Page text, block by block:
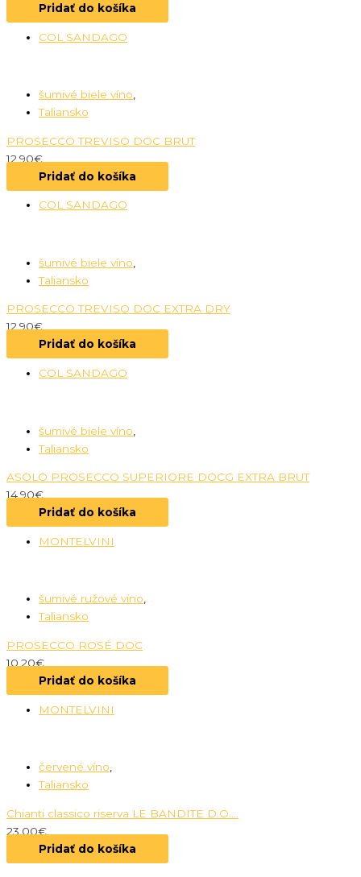
Pridať do košíka
COL SANDAGO
šumivé biele víno
Taliansko
PROSECCO TREVISO DOC BRUT
12.90€
Pridať do košíka
COL SANDAGO
šumivé biele víno
Taliansko
PROSECCO TREVISO DOC EXTRA DRY
12.90€
Pridať do košíka
COL SANDAGO
šumivé biele víno
Taliansko
ASOLO PROSECCO SUPERIORE DOCG EXTRA BRUT
14.90€
Pridať do košíka
MONTELVINI
šumivé ružové víno
Taliansko
PROSECCO ROSÉ DOC
10.20€
Pridať do košíka
MONTELVINI
červené víno
Taliansko
Chianti classico riserva LE BANDITE D.O....
23.00€
Pridať do košíka